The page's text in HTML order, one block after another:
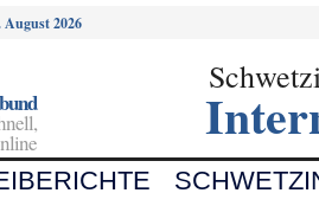
August 2026